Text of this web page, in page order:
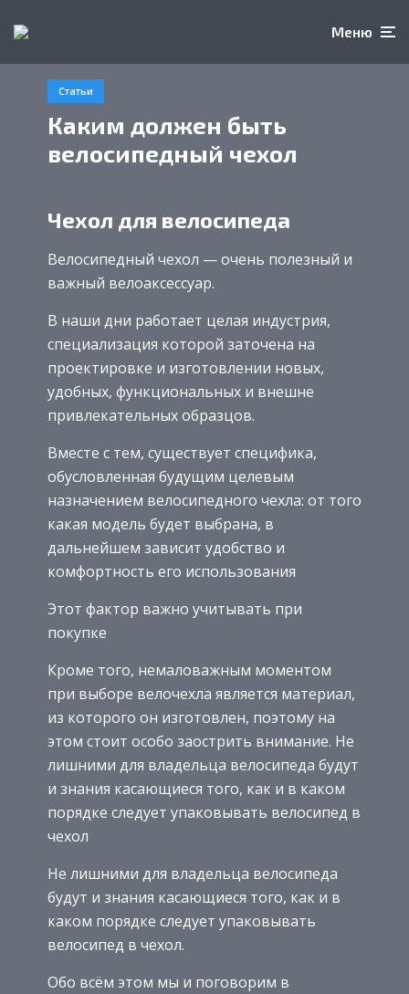
Меню
Статьи
Каким должен быть
велосипедный чехол
Чехол для велосипеда
Велосипедный чехол — очень полезный и
важный велоаксессуар.
В наши дни работает целая индустрия,
специализация которой заточена на
проектировке и изготовлении новых,
удобных, функциональных и внешне
привлекательных образцов.
Вместе с тем, существует специфика,
обусловленная будущим целевым
назначением велосипедного чехла: от того
какая модель будет выбрана, в
дальнейшем зависит удобство и
комфортность его использования
Этот фактор важно учитывать при
покупке
Кроме того, немаловажным моментом
при выборе велочехла является материал,
из которого он изготовлен, поэтому на
этом стоит особо заострить внимание. Не
лишними для владельца велосипеда будут
и знания касающиеся того, как и в каком
порядке следует упаковывать велосипед в
чехол
Не лишними для владельца велосипеда
будут и знания касающиеся того, как и в
каком порядке следует упаковывать
велосипед в чехол.
Обо всём этом мы и поговорим в